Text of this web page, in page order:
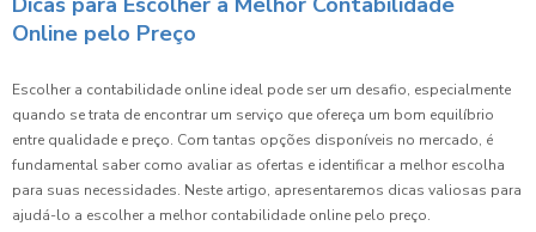
Online pelo Preço
Escolher a contabilidade online ideal pode ser um desafio, especialmente
quando se trata de encontrar um serviço que ofereça um bom equilíbrio
entre qualidade e preço. Com tantas opções disponíveis no mercado, é
fundamental saber como avaliar as ofertas e identificar a melhor escolha
para suas necessidades. Neste artigo, apresentaremos dicas valiosas para
ajudá-lo a escolher a melhor contabilidade online pelo preço.